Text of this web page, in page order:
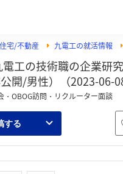
宅/不動産 九電工の就活情報
工の技術職の企業研
開/男性）（2023-06-
・OBOG訪問・リクルーター面談
する